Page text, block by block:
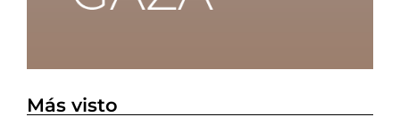
Más visto